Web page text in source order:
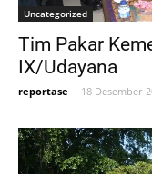
Uncategorized
Tim Pakar
IX/Udayana
reportase - 18 Desember